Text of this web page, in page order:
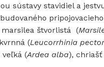
sústavy stavidiel a
štvorlistá (
(Leucorrhinia
veľká (Ardea alba),